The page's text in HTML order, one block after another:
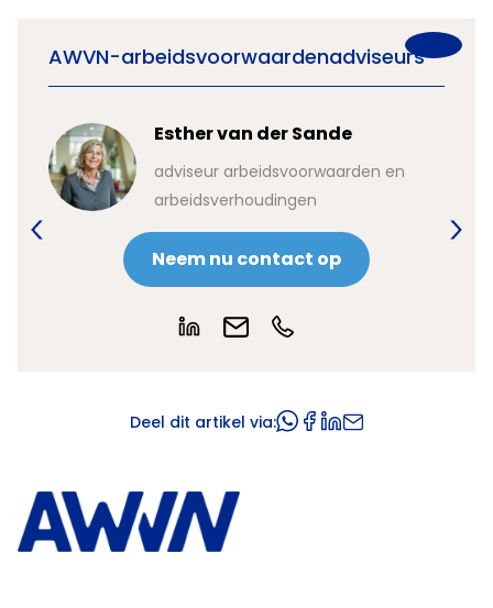
AWVN-arbeidsvoorwaardenadviseurs
Esther van der Sande
adviseur arbeidsvoorwaarden en
arbeidsverhoudingen
Neem nu contact op
Deel dit artikel via: